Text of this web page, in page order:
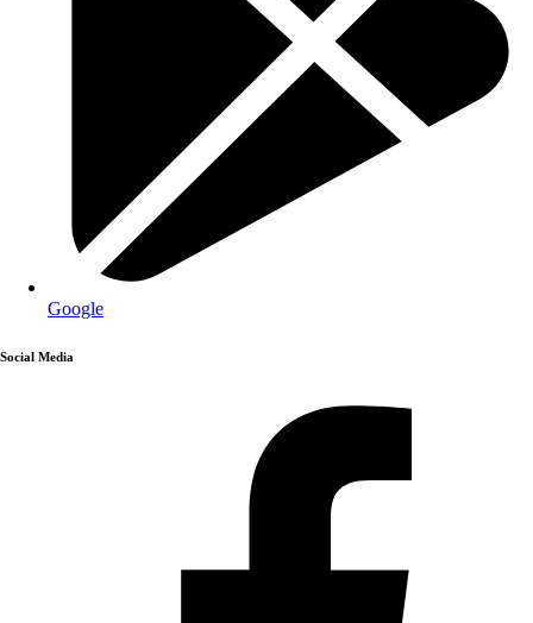
Google
Social Media